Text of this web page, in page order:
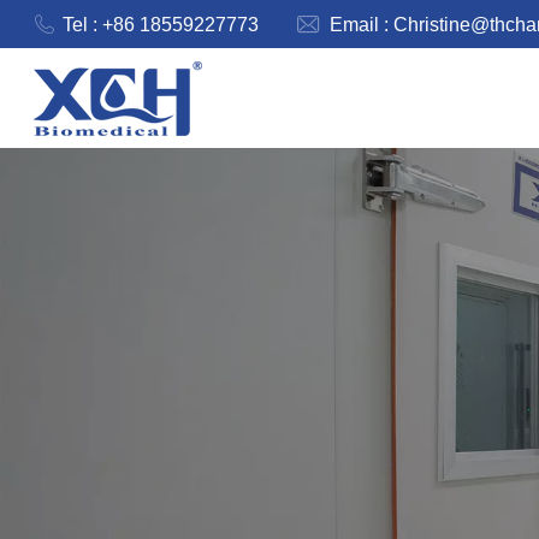
Tel : +86 18559227773 Email :